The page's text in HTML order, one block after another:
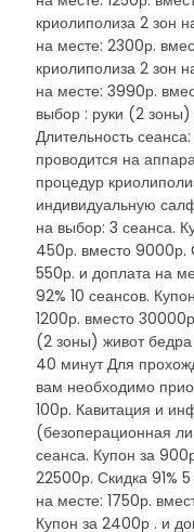
криолиполиза 2 зон
на месте: 2300р.
криолиполиза 2 зон
на месте: 3990р.
выбор : руки (2
Длительность
проводится на
процедур
индивидуальную
на выбор: 3 сеанса.
450р. вместо 9000р.
550р. и доплата на
92% 10 сеансов.
1200р. вместо
(2 зоны) живот бедра
40 минут Для
вам необходимо
100р. Кавитация и
(безоперационная
сеанса. Купон за
22500р. Скидка 91%
на месте: 1750р.
Купон за 2400р . и